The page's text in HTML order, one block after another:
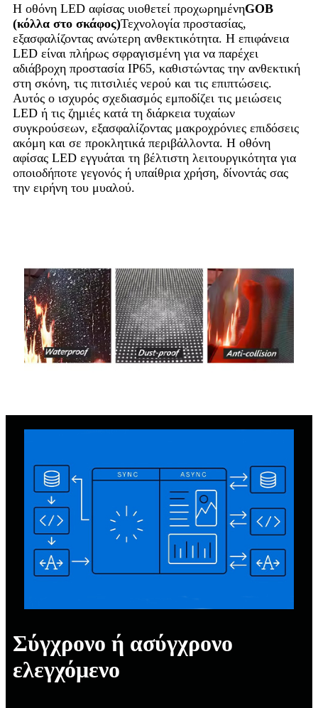
Η οθόνη LED αφίσας υιοθετεί προχωρημένηGOB
(κόλλα στο σκάφος)Τεχνολογία προστασίας,
εξασφαλίζοντας ανώτερη ανθεκτικότητα. Η επιφάνεια
LED είναι πλήρως σφραγισμένη για να παρέχει
αδιάβροχη προστασία IP65, καθιστώντας την ανθεκτική
στη σκόνη, τις πιτσιλιές νερού και τις επιπτώσεις.
Αυτός ο ισχυρός σχεδιασμός εμποδίζει τις μειώσεις
LED ή τις ζημιές κατά τη διάρκεια τυχαίων
συγκρούσεων, εξασφαλίζοντας μακροχρόνιες επιδόσεις
ακόμη και σε προκλητικά περιβάλλοντα. Η οθόνη
αφίσας LED εγγυάται τη βέλτιστη λειτουργικότητα για
οποιοδήποτε γεγονός ή υπαίθρια χρήση, δίνοντάς σας
την ειρήνη του μυαλού.
Σύγχρονο ή ασύγχρονο
ελεγχόμενο